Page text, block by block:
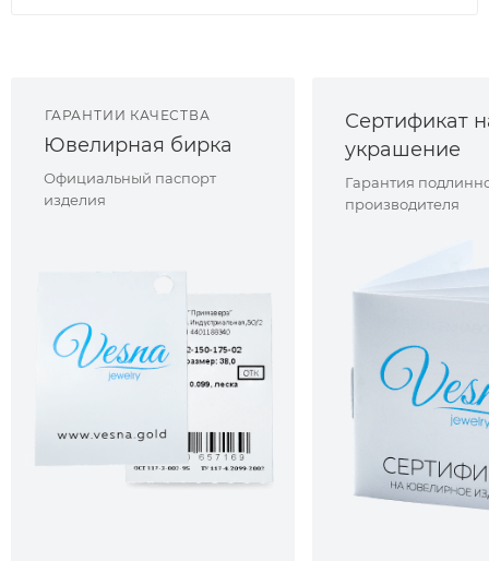
ГАРАНТИИ КАЧЕСТВА
Ювелирная бирка
Официальный паспорт
изделия
Сертификат
украшение
Гарантия
производителя